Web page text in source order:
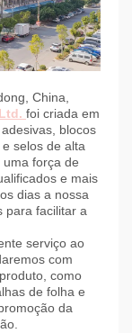
China,
foi criada em
blocos
selos de alta
força de
e mais
dias a nossa
para facilitar a
serviço ao
com
como
de folha e
da